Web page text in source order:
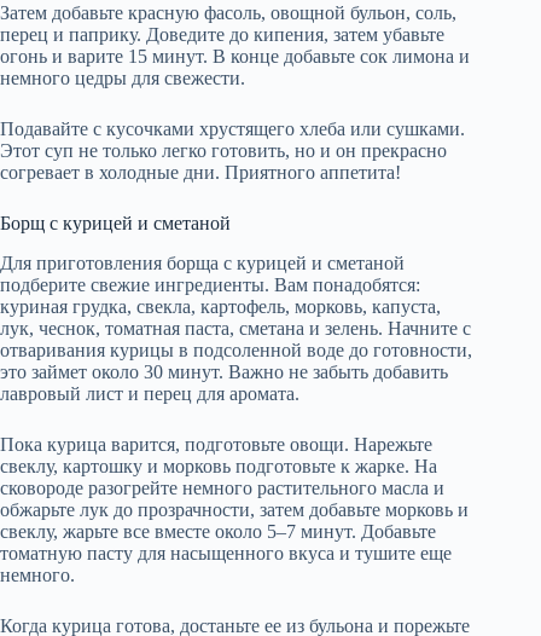
Затем добавьте красную фасоль, овощной бульон, соль,
перец и паприку. Доведите до кипения, затем убавьте
огонь и варите 15 минут. В конце добавьте сок лимона и
немного цедры для свежести.
Подавайте с кусочками хрустящего хлеба или сушками.
Этот суп не только легко готовить, но и он прекрасно
согревает в холодные дни. Приятного аппетита!
Борщ с курицей и сметаной
Для приготовления борща с курицей и сметаной
подберите свежие ингредиенты. Вам понадобятся:
куриная грудка, свекла, картофель, морковь, капуста,
лук, чеснок, томатная паста, сметана и зелень. Начните с
отваривания курицы в подсоленной воде до готовности,
это займет около 30 минут. Важно не забыть добавить
лавровый лист и перец для аромата.
Пока курица варится, подготовьте овощи. Нарежьте
свеклу, картошку и морковь подготовьте к жарке. На
сковороде разогрейте немного растительного масла и
обжарьте лук до прозрачности, затем добавьте морковь и
свеклу, жарьте все вместе около 5–7 минут. Добавьте
томатную пасту для насыщенного вкуса и тушите еще
немного.
Когда курица готова, достаньте ее из бульона и порежьте